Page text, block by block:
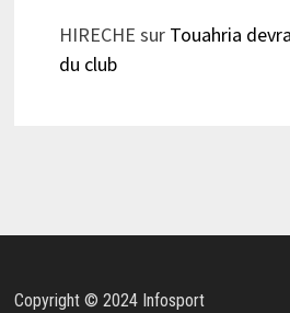
HIRECHE sur Touahria
du club
Copyright © 2024 Infosport